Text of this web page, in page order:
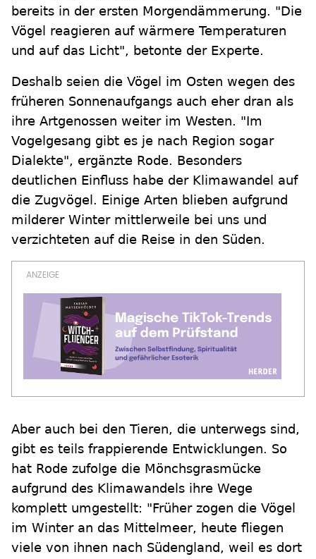
bereits in der ersten Morgendämmerung. "Die
Vögel reagieren auf wärmere Temperaturen
und auf das Licht", betonte der Experte.
Deshalb seien die Vögel im Osten wegen des
früheren Sonnenaufgangs auch eher dran als
ihre Artgenossen weiter im Westen. "Im
Vogelgesang gibt es je nach Region sogar
Dialekte", ergänzte Rode. Besonders
deutlichen Einfluss habe der Klimawandel auf
die Zugvögel. Einige Arten blieben aufgrund
milderer Winter mittlerweile bei uns und
verzichteten auf die Reise in den Süden.
Aber auch bei den Tieren, die unterwegs sind,
gibt es teils frappierende Entwicklungen. So
hat Rode zufolge die Mönchsgrasmücke
aufgrund des Klimawandels ihre Wege
komplett umgestellt: "Früher zogen die Vögel
im Winter an das Mittelmeer, heute fliegen
viele von ihnen nach Südengland, weil es dort